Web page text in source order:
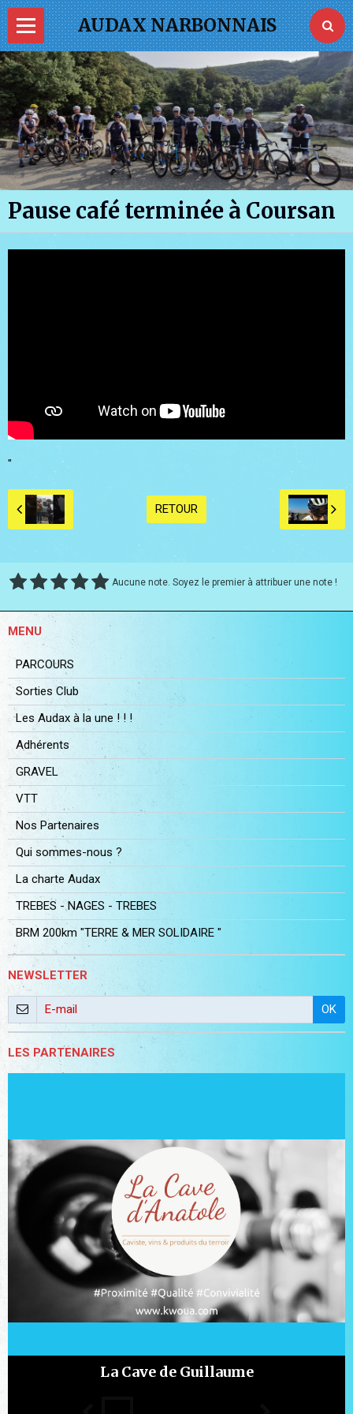
AUDAX NARBONNAIS
Page d'accueil
PASS VELO
La FFVélo
Je commande ma tenue
Photos
Vidéos
Pause café terminée à Coursan
"
RETOUR
Aucune note. Soyez le premier à attribuer une note !
MENU
PARCOURS
Sorties Club
Les Audax à la une ! ! !
Adhérents
GRAVEL
VTT
Nos Partenaires
Qui sommes-nous ?
La charte Audax
TREBES - NAGES - TREBES
BRM 200km "TERRE & MER SOLIDAIRE "
NEWSLETTER
OK
LES PARTENAIRES
La Cave de Guillaume